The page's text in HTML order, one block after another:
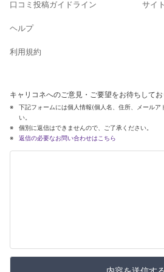
口コミ投稿ガイドライン
ヘルプ
利用規約
サイ
キャリコネへのご意見・ご要望をお待ちしてお
下記フォームには個人情報(個人名、住所、メールア
い。
個別に返信はできませんので、ご了承ください。
返信の必要なお問い合わせはこちら